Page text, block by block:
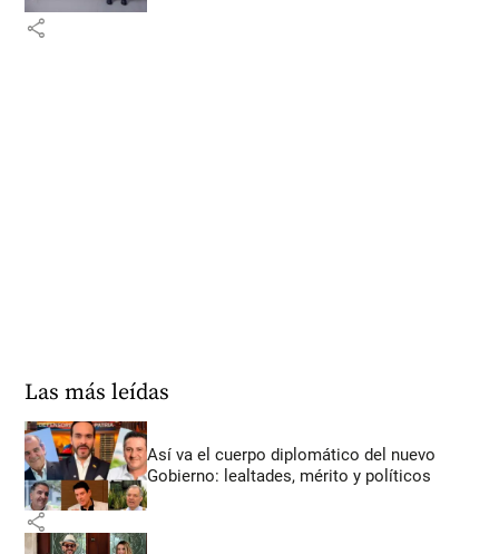
share
Las más leídas
Así va el cuerpo diplomático del nuevo
Gobierno: lealtades, mérito y políticos
share